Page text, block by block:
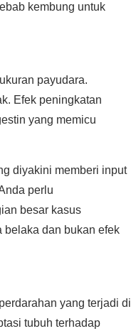
kembung untuk
payudara.
Efek peningkatan
yang memicu
diyakini memberi input
perlu
besar kasus
belaka dan bukan efek
yang terjadi di
tubuh terhadap